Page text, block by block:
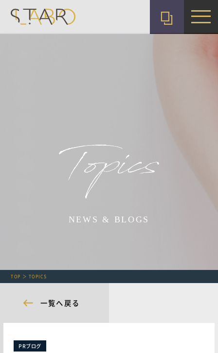
株式会社スターラボ
NEWS & BLOGS
TOP TOPICS
一覧へ戻る
PRブログ